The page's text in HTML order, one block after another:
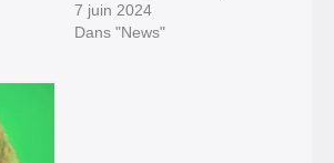
7 juin 2024
Dans "News"